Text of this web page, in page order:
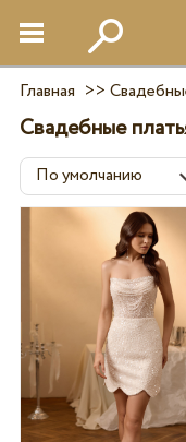
Главная >>
Свадебные